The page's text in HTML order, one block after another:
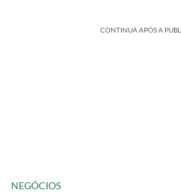
CONTINUA APÓS A
NEGÓCIOS